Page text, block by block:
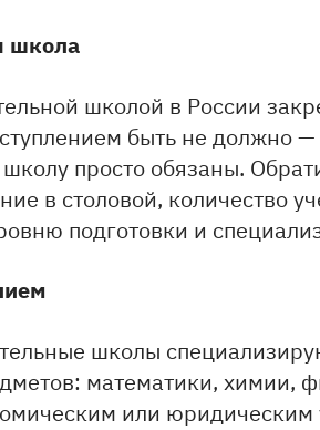
школа
школой в России
быть не должно
просто обязаны.
в столовой, количество
подготовки и
школы
математики, химии,
или юридическим